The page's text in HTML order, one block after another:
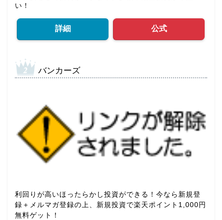
い！
詳細 公式
バンカーズ
利回りが高いほったらかし投資ができる！今なら新規登
録＋メルマガ登録の上、新規投資で楽天ポイント1,000円
無料ゲット！